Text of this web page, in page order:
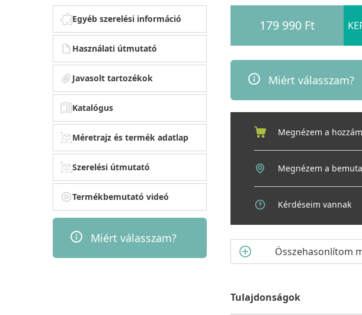
Egyéb szerelési információ
Használati útmutató
Javasolt tartozékok
Katalógus
Méretrajz és termék adatlap
Szerelési útmutató
Termékbemutató videó
Miért válasszam?
179 990 Ft
Miért válasszam?
Megnézem a
Megnézem a
Kérdéseim vannak
Összehasonlítom
Tulajdonságok